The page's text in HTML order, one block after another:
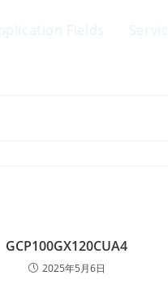
Fields
GCP100GX120CUA4
2025年5月6日